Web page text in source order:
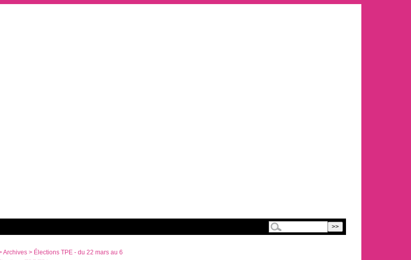
Archives> Élections TPE - du 22 mars au 6